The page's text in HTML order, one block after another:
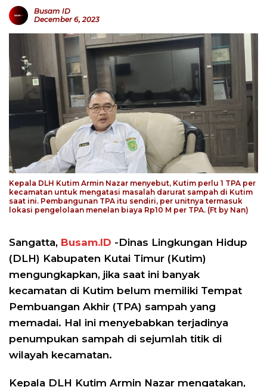
Busam ID
December 6, 2023
Kepala DLH Kutim Armin Nazar menyebut, Kutim perlu 1 TPA per
kecamatan untuk mengatasi masalah darurat sampah di Kutim
saat ini. Pembangunan TPA itu sendiri, per unitnya termasuk
lokasi pengelolaan menelan biaya Rp10 M per TPA. (Ft by Nan)
Sangatta, Busam.ID -Dinas Lingkungan Hidup
(DLH) Kabupaten Kutai Timur (Kutim)
mengungkapkan, jika saat ini banyak
kecamatan di Kutim belum memiliki Tempat
Pembuangan Akhir (TPA) sampah yang
memadai. Hal ini menyebabkan terjadinya
penumpukan sampah di sejumlah titik di
wilayah kecamatan.
Kepala DLH Kutim Armin Nazar mengatakan,